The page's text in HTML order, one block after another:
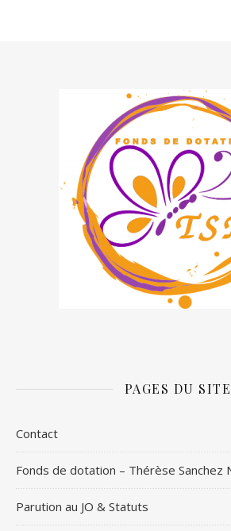
PAGES DU SITE
Contact
Fonds de dotation – Thérèse Sanchez
Parution au JO & Statuts